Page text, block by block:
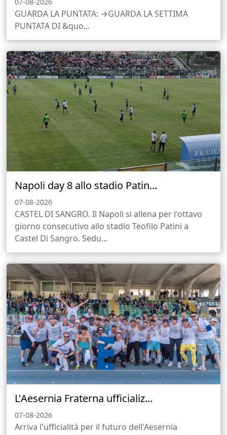
GUARDA LA PUNTATA: →GUARDA LA SETTIMA
PUNTATA DI &quo...
Napoli day 8 allo stadio Patin...
07-08-2026
CASTEL DI SANGRO. Il Napoli si allena per l'ottavo
giorno consecutivo allo stadio Teofilo Patini a
Castel Di Sangro. Sedu...
L'Aesernia Fraterna ufficializ...
07-08-2026
Arriva l'ufficialità per il futuro dell'Aesernia